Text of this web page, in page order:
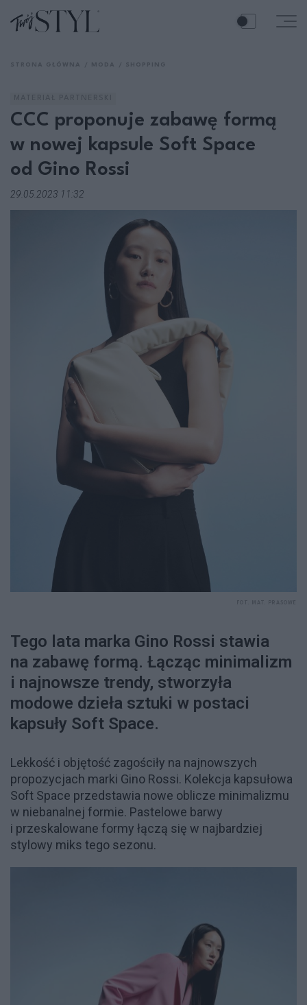
CCC proponuje zabawę formą
w nowej kapsule Soft Space
od Gino Rossi
29.05.2023 11:32
Tego lata marka Gino Rossi stawia
na zabawę formą. Łącząc minimalizm
i najnowsze trendy, stworzyła
modowe dzieła sztuki w postaci
kapsuły Soft Space.
Lekkość i objętość zagościły na najnowszych
propozycjach marki Gino Rossi. Kolekcja kapsułowa
Soft Space przedstawia nowe oblicze minimalizmu
w niebanalnej formie. Pastelowe barwy
i przeskalowane formy łączą się w najbardziej
stylowy miks tego sezonu.